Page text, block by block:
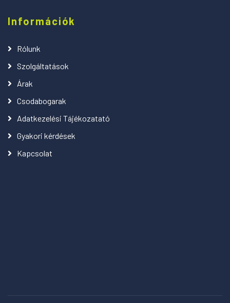
Információk
Rólunk
Szolgáltatások
Árak
Csodabogarak
Adatkezelési Tájékozatató
Gyakori kérdések
Kapcsolat